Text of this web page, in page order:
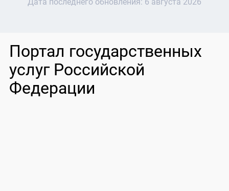
Портал государственных
услуг Российской
Федерации